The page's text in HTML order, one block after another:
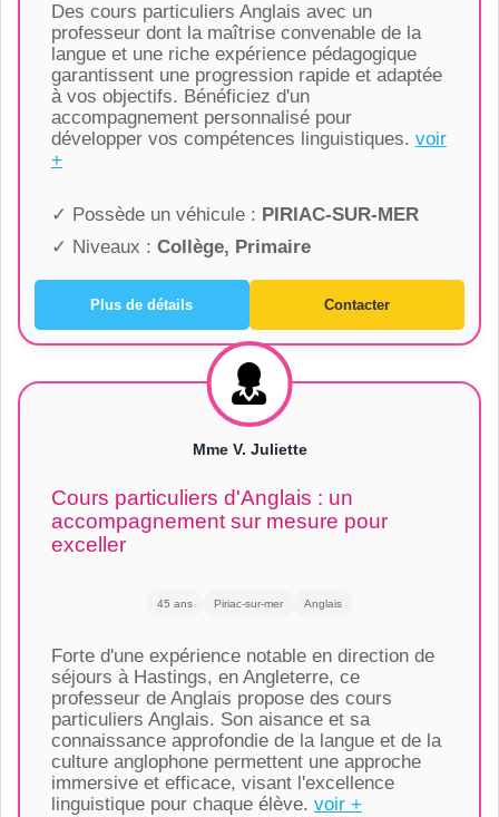
Des cours particuliers Anglais avec un
professeur dont la maîtrise convenable de la
langue et une riche expérience pédagogique
garantissent une progression rapide et adaptée
à vos objectifs. Bénéficiez d'un
accompagnement personnalisé pour
développer vos compétences linguistiques. voir
+
✓ Possède un véhicule : PIRIAC-SUR-MER
✓ Niveaux : Collège, Primaire
Plus de détails Contacter
Mme V. Juliette
Cours particuliers d'Anglais : un
accompagnement sur mesure pour
exceller
45 ans Piriac-sur-mer Anglais
Forte d'une expérience notable en direction de
séjours à Hastings, en Angleterre, ce
professeur de Anglais propose des cours
particuliers Anglais. Son aisance et sa
connaissance approfondie de la langue et de la
culture anglophone permettent une approche
immersive et efficace, visant l'excellence
linguistique pour chaque élève. voir +